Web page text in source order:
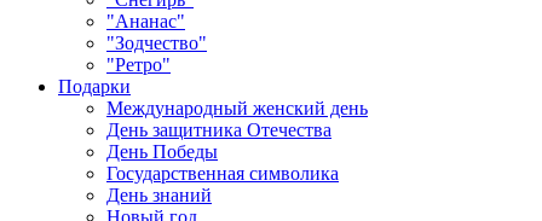
"Ананас"
"Зодчество"
"Ретро"
Подарки
Международный женский день
День защитника Отечества
День Победы
Государственная символика
День знаний
Новый год